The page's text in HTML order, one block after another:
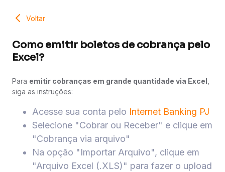
Voltar
Como emitir boletos de cobrança pelo
Excel?
Para emitir cobranças em grande quantidade via Excel
siga as instruções:
Acesse sua conta pelo Internet Banking PJ
Selecione "Cobrar ou Receber" e clique em
"Cobrança via arquivo"
Na opção "Importar Arquivo", clique em
"Arquivo Excel (.XLS)" para fazer o upload